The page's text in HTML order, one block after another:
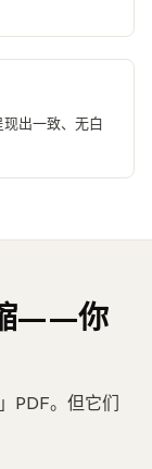
出一致、无白
缩——你
PDF。但它们